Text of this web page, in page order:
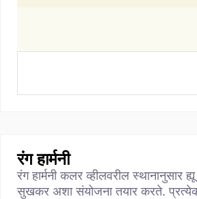
रंग हार्मनी
रंग हार्मनी कलर व्हीलवरील स्थानानुसार
सुखकर अशा संयोजना तयार करते. प्रत्येक